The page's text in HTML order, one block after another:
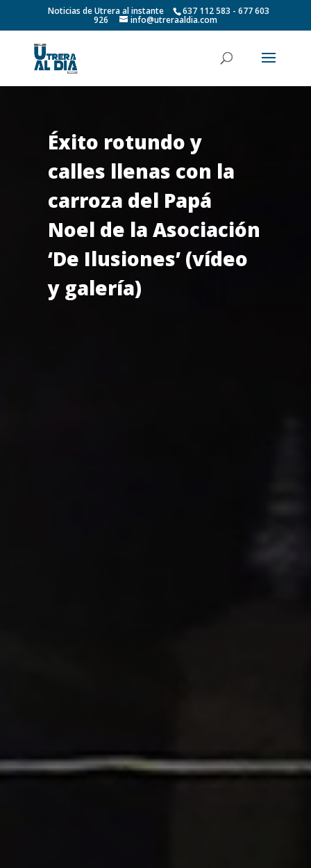
Noticias de Utrera al instante 637 112 583 - 677 603
926 info@utreraaldia.com
Éxito rotundo y
calles llenas con la
carroza del Papá
Noel de la Asociación
‘De Ilusiones’ (vídeo
y galería)